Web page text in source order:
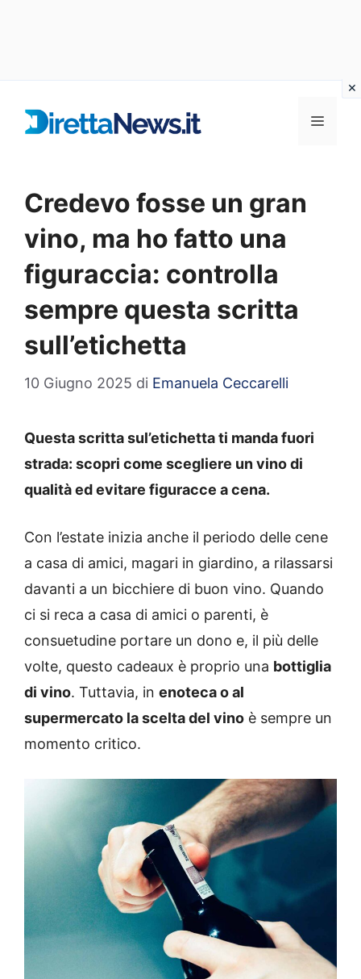
Menu
Credevo fosse un gran
vino, ma ho fatto una
figuraccia: controlla
sempre questa scritta
sull’etichetta
10 Giugno 2025 di Emanuela Ceccarelli
Questa scritta sul’etichetta ti manda fuori
strada: scopri come scegliere un vino di
qualità ed evitare figuracce a cena.
Con l’estate inizia anche il periodo delle cene
a casa di amici, magari in giardino, a rilassarsi
davanti a un bicchiere di buon vino. Quando
ci si reca a casa di amici o parenti, è
consuetudine portare un dono e, il più delle
volte, questo cadeaux è proprio una bottiglia
di vino. Tuttavia, in enoteca o al
supermercato la scelta del vino è sempre un
momento critico.